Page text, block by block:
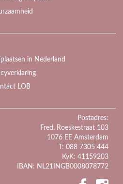
in Nederland
LOB
Postadres:
Fred. Roeskestraat 103
1076 EE Amsterdam
T: 088 7305 444
KvK: 41159203
IBAN: NL21INGB0008078772